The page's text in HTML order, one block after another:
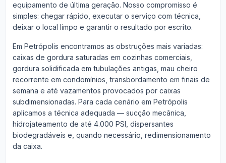
equipamento de última geração. Nosso compromisso é
simples: chegar rápido, executar o serviço com técnica,
deixar o local limpo e garantir o resultado por escrito.
Em Petrópolis encontramos as obstruções mais variadas:
caixas de gordura saturadas em cozinhas comerciais,
gordura solidificada em tubulações antigas, mau cheiro
recorrente em condomínios, transbordamento em finais de
semana e até vazamentos provocados por caixas
subdimensionadas. Para cada cenário em Petrópolis
aplicamos a técnica adequada — sucção mecânica,
hidrojateamento de até 4.000 PSI, dispersantes
biodegradáveis e, quando necessário, redimensionamento
da caixa.